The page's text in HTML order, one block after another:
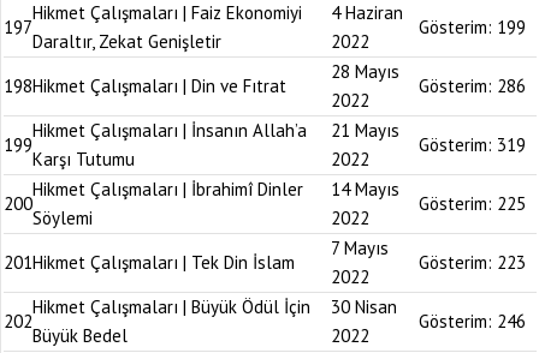
197
Hikmet Çalışmaları | Faiz Ekonomiyi
Daraltır, Zekat Genişletir
4 Haziran
2022
Gösterim: 199
198Hikmet Çalışmaları | Din ve Fıtrat
28 Mayıs
2022
Gösterim: 286
199
Hikmet Çalışmaları | İnsanın Allah’a
Karşı Tutumu
21 Mayıs
2022
Gösterim: 319
200
Hikmet Çalışmaları | İbrahimî Dinler
Söylemi
14 Mayıs
2022
Gösterim: 225
201Hikmet Çalışmaları | Tek Din İslam
7 Mayıs
2022
Gösterim: 223
202
Hikmet Çalışmaları | Büyük Ödül İçin
Büyük Bedel
30 Nisan
2022
Gösterim: 246